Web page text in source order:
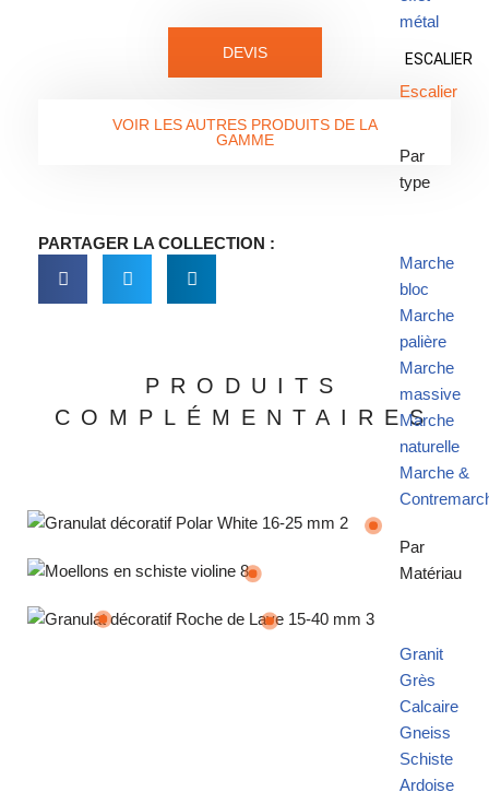
métal
ESCALIER
Escalier
Par
type
Marche
bloc
Marche
palière
Marche
massive
Marche
naturelle
Marche &
Par
Matériau
Granit
Grès
Calcaire
Gneiss
Schiste
Ardoise
DEVIS
VOIR LES AUTRES PRODUITS DE LA
GAMME
PARTAGER LA COLLECTION :
PRODUITS
COMPLÉMENTAIRES